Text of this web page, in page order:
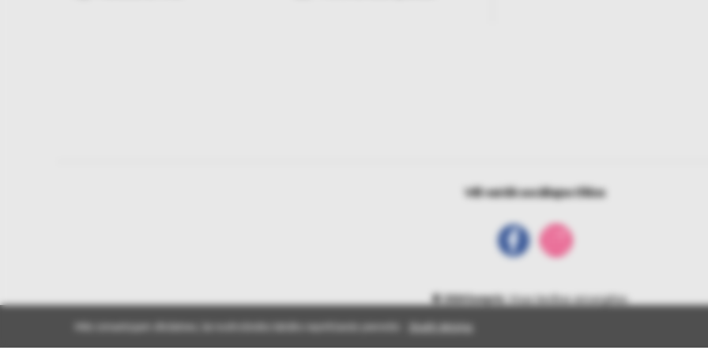
Vēl vairāk sociālajos tīklos
© 2026 bonprix. Visas tiesības aizsargātas.
Skatīt detaļas